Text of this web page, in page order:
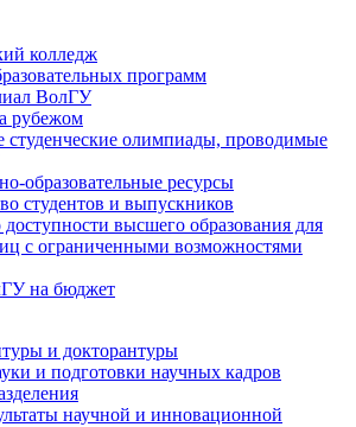
колледж
программ
ВолГУ
рубежом
студенческие олимпиады, проводимые
образовательные ресурсы
студентов и выпускников
высшего образования для
с ограниченными возможностями
на бюджет
и докторантуры
и подготовки научных кадров
научной и инновационной